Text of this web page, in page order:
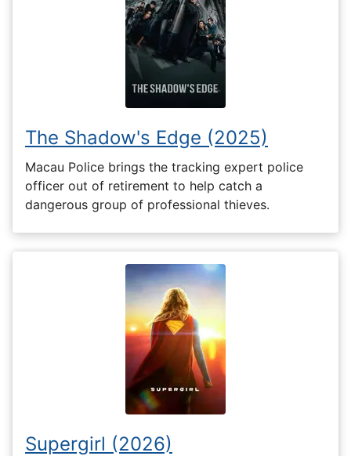
The Shadow's Edge (2025)
Macau Police brings the tracking expert police
officer out of retirement to help catch a
dangerous group of professional thieves.
Supergirl (2026)